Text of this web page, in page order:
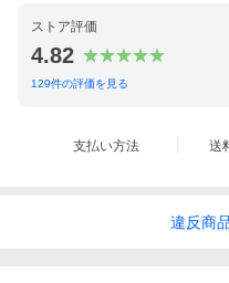
ストア評価
4.82
129件の評価を見る
支払い方法 送
違反商